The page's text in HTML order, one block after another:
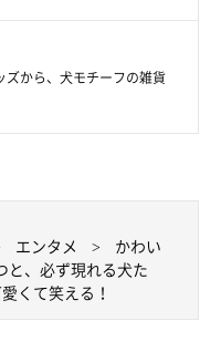
から、犬モチーフの雑貨
エンタメ
かわい
と、必ず現れる犬た
くて笑える！